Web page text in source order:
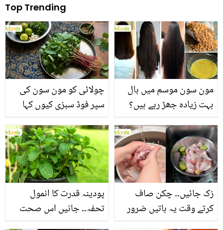
Top Trending
چولائی کو مون سون کی
سپر فوڈ سبزی کیوں کہا
منرلز اور اینٹی آکسیڈنٹس
سے بھرپور اس سبزی کے
فائدے
مون سون موسم میں بال
بہت زیادہ جھڑ رہے ہیں؟
بنانے کے چند قدرتی طریقے
پودینہ قدرت کا انمول
تحفہ۔۔ جانیں اس صحت
رُک جائیں۔۔ چکن صاف
کرتے وقت یہ باتیں ضرور